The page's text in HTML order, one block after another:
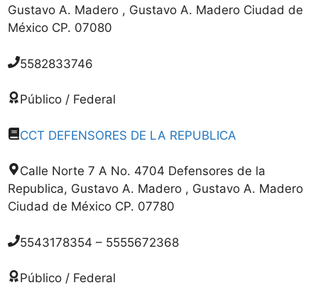
Gustavo A. Madero , Gustavo A. Madero Ciudad de
México CP. 07080
5582833746
Público / Federal
CCT DEFENSORES DE LA REPUBLICA
Calle Norte 7 A No. 4704 Defensores de la
Republica, Gustavo A. Madero , Gustavo A. Madero
Ciudad de México CP. 07780
5543178354 – 5555672368
Público / Federal